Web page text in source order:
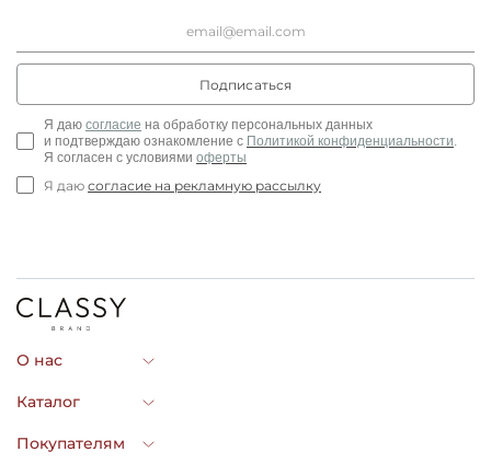
Подписаться
Я даю согласие на обработку персональных данных
и подтверждаю ознакомление с Политикой конфиденциальности.
Я согласен с условиями оферты
Я даю согласие на рекламную рассылку
О нас
Каталог
Покупателям